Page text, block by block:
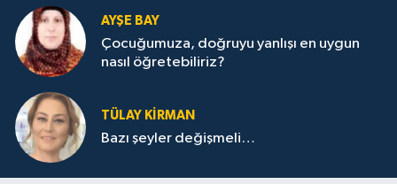
AYŞE BAY
Çocuğumuza, doğruyu yanlışı en uygun
nasıl öğretebiliriz?
TÜLAY KİRMAN
Bazı şeyler değişmeli…